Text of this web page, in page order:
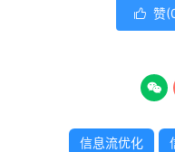
 赞(

信息流优化